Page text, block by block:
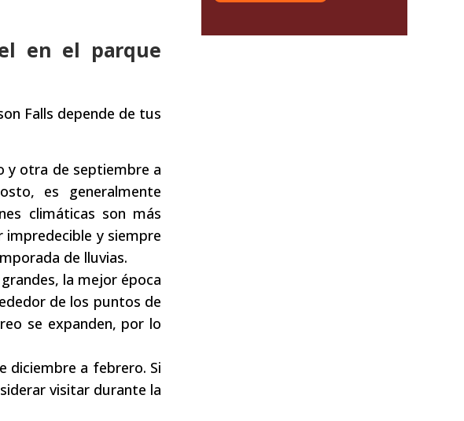
en el parque
Falls depende de tus
y otra de septiembre a
es generalmente
climáticas son más
impredecible y siempre
de lluvias.
la mejor época
de los puntos de
se expanden, por lo
diciembre a febrero. Si
visitar durante la